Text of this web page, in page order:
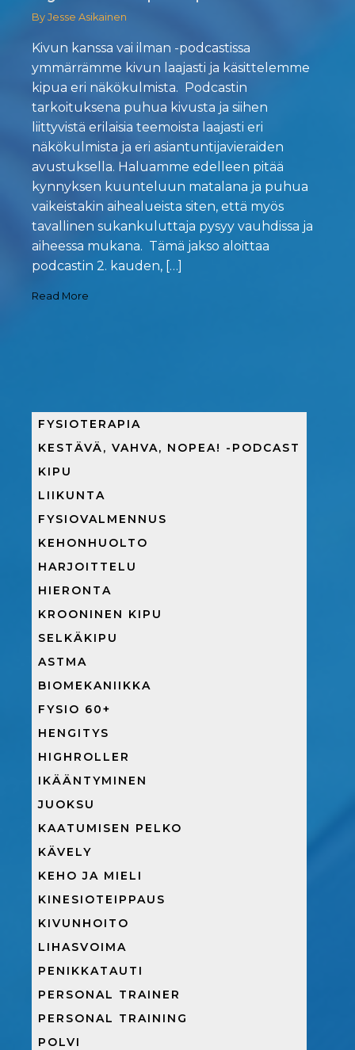
By Jesse Asikainen
Kivun kanssa vai ilman -podcastissa
ymmärrämme kivun laajasti ja käsittelemme
kipua eri näkökulmista. Podcastin
tarkoituksena puhua kivusta ja siihen
liittyvistä erilaisia teemoista laajasti eri
näkökulmista ja eri asiantuntijavieraiden
avustuksella. Haluamme edelleen pitää
kynnyksen kuunteluun matalana ja puhua
vaikeistakin aihealueista siten, että myös
tavallinen sukankuluttaja pysyy vauhdissa ja
aiheessa mukana. Tämä jakso aloittaa
podcastin 2. kauden, […]
Read More
FYSIOTERAPIA
KESTÄVÄ, VAHVA, NOPEA! -PODCAST
KIPU
LIIKUNTA
FYSIOVALMENNUS
KEHONHUOLTO
HARJOITTELU
HIERONTA
KROONINEN KIPU
SELKÄKIPU
ASTMA
BIOMEKANIIKKA
FYSIO 60+
HENGITYS
HIGHROLLER
IKÄÄNTYMINEN
JUOKSU
KAATUMISEN PELKO
KÄVELY
KEHO JA MIELI
KINESIOTEIPPAUS
KIVUNHOITO
LIHASVOIMA
PENIKKATAUTI
PERSONAL TRAINER
PERSONAL TRAINING
POLVI